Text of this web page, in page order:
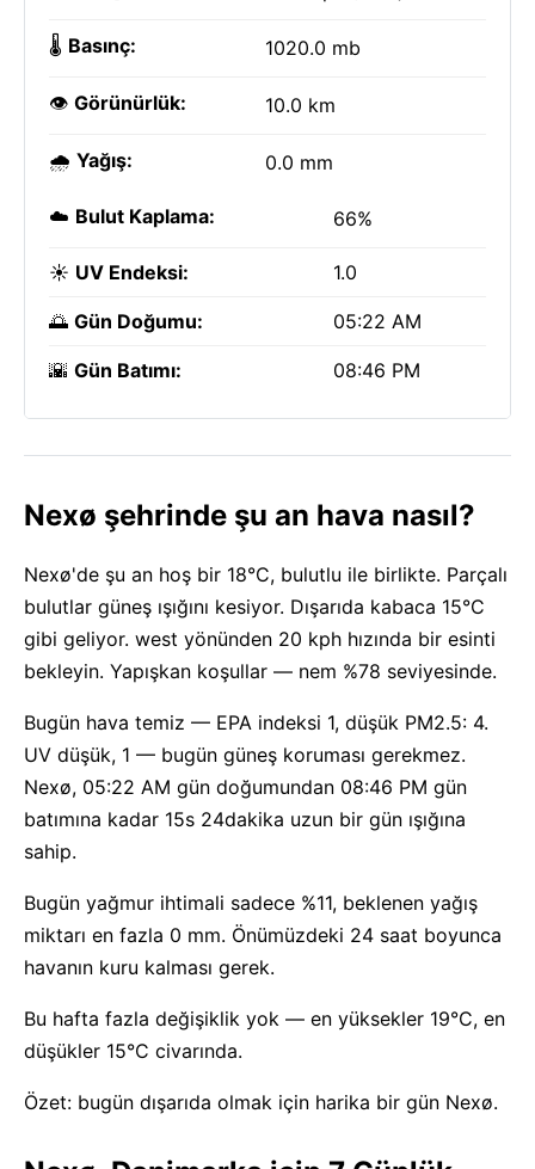
🌡️ Basınç: 1020.0 mb
👁️ Görünürlük: 10.0 km
🌧️ Yağış: 0.0 mm
☁️ Bulut Kaplama: 66%
☀️ UV Endeksi: 1.0
🌅 Gün Doğumu: 05:22 AM
🌇 Gün Batımı: 08:46 PM
Nexø şehrinde şu an hava nasıl?
Nexø'de şu an hoş bir 18°C, bulutlu ile birlikte. Parçalı
bulutlar güneş ışığını kesiyor. Dışarıda kabaca 15°C
gibi geliyor. west yönünden 20 kph hızında bir esinti
bekleyin. Yapışkan koşullar — nem %78 seviyesinde.
Bugün hava temiz — EPA indeksi 1, düşük PM2.5: 4.
UV düşük, 1 — bugün güneş koruması gerekmez.
Nexø, 05:22 AM gün doğumundan 08:46 PM gün
batımına kadar 15s 24dakika uzun bir gün ışığına
sahip.
Bugün yağmur ihtimali sadece %11, beklenen yağış
miktarı en fazla 0 mm. Önümüzdeki 24 saat boyunca
havanın kuru kalması gerek.
Bu hafta fazla değişiklik yok — en yüksekler 19°C, en
düşükler 15°C civarında.
Özet: bugün dışarıda olmak için harika bir gün Nexø.